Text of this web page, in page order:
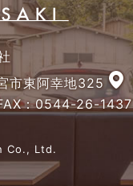
市東阿幸地325
：0544-26-1437
Co., Ltd.